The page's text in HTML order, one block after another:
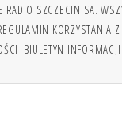
SZCZECIN SA.
KORZYSTANIA Z
BIULETYN